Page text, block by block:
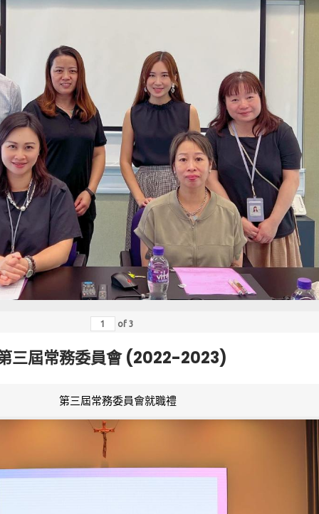
of 3
三屆常務委員會 (2022-2023)
第三屆常務委員會就職禮